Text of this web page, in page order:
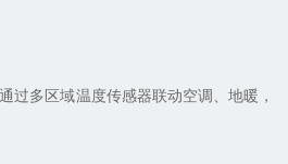
多区域温度传感器联动空调、地暖，